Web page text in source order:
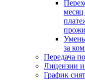
месяц
за
Передача
Лицензии
График